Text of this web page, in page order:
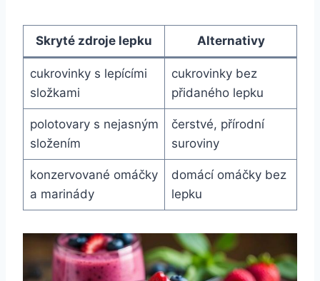
Skryté zdroje lepku Alternativy
cukrovinky s lepícími
složkami
cukrovinky bez
přidaného lepku
polotovary s nejasným
složením
čerstvé, přírodní
suroviny
konzervované omáčky
a marinády
domácí omáčky bez
lepku